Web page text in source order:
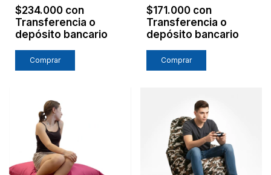
$234.000 con
Transferencia o
depósito bancario
$171.000 con
Transferencia o
depósito bancario